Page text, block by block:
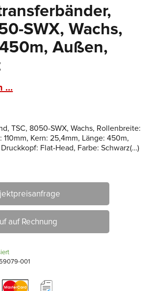
SWX, Wachs,
Außen,
...
TSC, 8050-SWX, Wachs, Rollenbreite:
110mm, Kern: 25,4mm, Länge: 450m,
Flat-Head, Farbe: Schwarz(…)
auf Rechnung
001